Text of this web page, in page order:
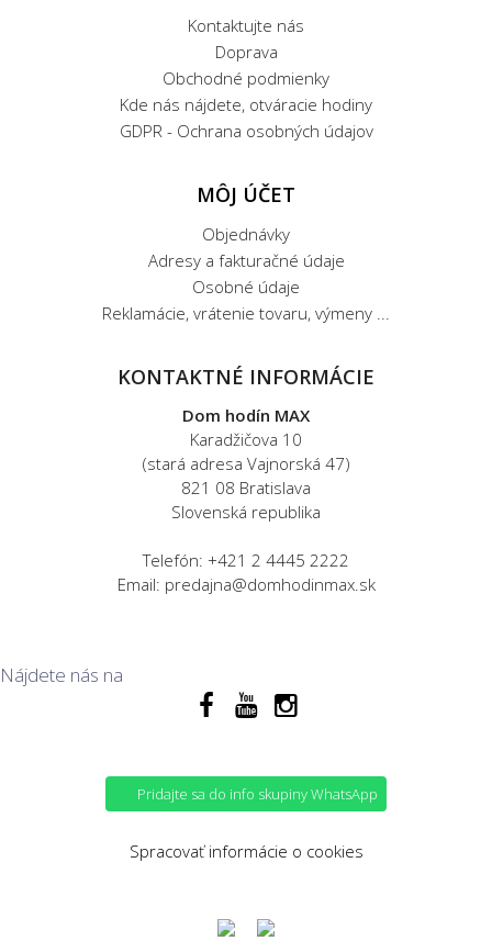
Kontaktujte nás
Doprava
Obchodné podmienky
Kde nás nájdete, otváracie hodiny
GDPR - Ochrana osobných údajov
MÔJ ÚČET
Objednávky
Adresy a fakturačné údaje
Osobné údaje
Reklamácie, vrátenie tovaru, výmeny ...
KONTAKTNÉ INFORMÁCIE
Dom hodín MAX
Karadžičova 10
(stará adresa Vajnorská 47)
821 08 Bratislava
Slovenská republika
Telefón: +421 2 4445 2222
Email: predajna@domhodinmax.sk
Nájdete nás na
Pridajte sa do info skupiny WhatsApp
Spracovať informácie o cookies